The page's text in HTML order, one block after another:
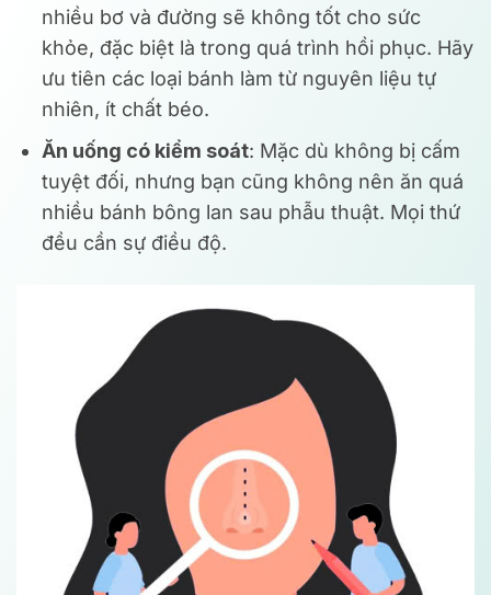
nhiều bơ và đường sẽ không tốt cho sức
khỏe, đặc biệt là trong quá trình hồi phục. Hãy
ưu tiên các loại bánh làm từ nguyên liệu tự
nhiên, ít chất béo.
Ăn uống có kiểm soát: Mặc dù không bị cấm
tuyệt đối, nhưng bạn cũng không nên ăn quá
nhiều bánh bông lan sau phẫu thuật. Mọi thứ
đều cần sự điều độ.